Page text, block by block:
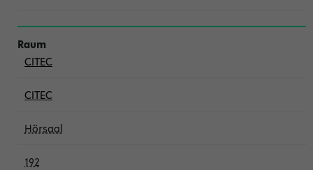
CITEC
CITEC
Hörsaal
192